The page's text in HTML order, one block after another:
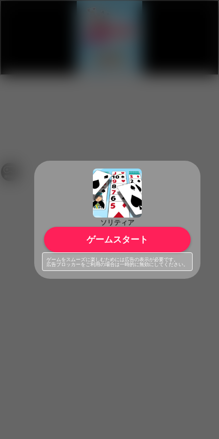
ソリティア
ゲームスタート
ゲームをスムーズに楽しむためには広告の表示が必要です。
広告ブロッカーをご利用の場合は一時的に無効にしてください。